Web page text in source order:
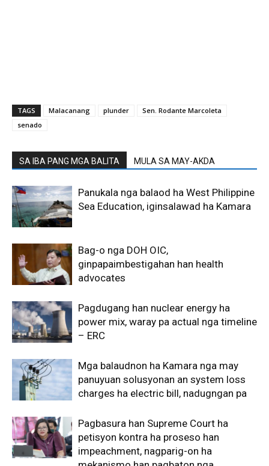
TAGS Malacanang plunder
Sen. Rodante Marcoleta
senado
SA IBA PANG MGA BALITA MULA SA MAY-AKDA
Panukala nga balaod ha West Philippine
Sea Education, iginsalawad ha Kamara
Bag-o nga DOH OIC,
ginpapaimbestigahan han health
advocates
Pagdugang han nuclear energy ha
power mix, waray pa actual nga timeline
– ERC
Mga balaudnon ha Kamara nga may
panuyuan solusyonan an system loss
charges ha electric bill, nadugngan pa
Pagbasura han Supreme Court ha
petisyon kontra ha proseso han
impeachment, nagparig-on ha